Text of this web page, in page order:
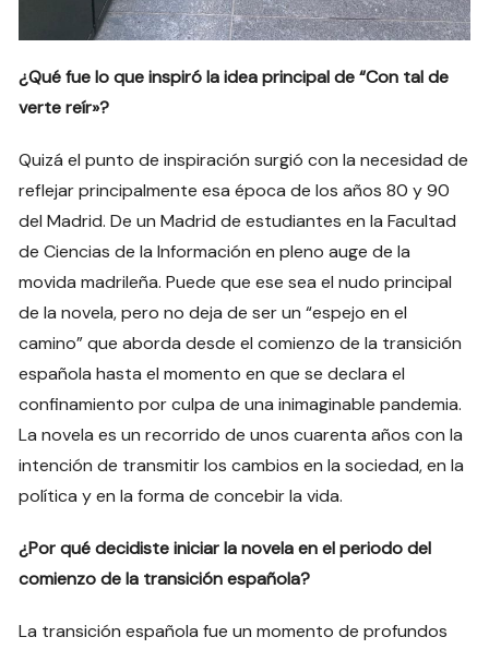
¿Qué fue lo que inspiró la idea principal de “Con tal de
verte reír»?
Quizá el punto de inspiración surgió con la necesidad de
reflejar principalmente esa época de los años 80 y 90
del Madrid. De un Madrid de estudiantes en la Facultad
de Ciencias de la Información en pleno auge de la
movida madrileña. Puede que ese sea el nudo principal
de la novela, pero no deja de ser un “espejo en el
camino” que aborda desde el comienzo de la transición
española hasta el momento en que se declara el
confinamiento por culpa de una inimaginable pandemia.
La novela es un recorrido de unos cuarenta años con la
intención de transmitir los cambios en la sociedad, en la
política y en la forma de concebir la vida.
¿Por qué decidiste iniciar la novela en el periodo del
comienzo de la transición española?
La transición española fue un momento de profundos